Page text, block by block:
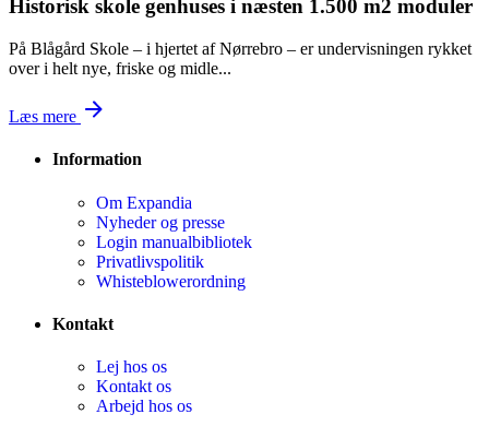
Historisk skole genhuses i næsten 1.500 m2 moduler
På Blågård Skole – i hjertet af Nørrebro – er undervisningen rykket
over i helt nye, friske og midle...
Læs mere
Information
Om Expandia
Nyheder og presse
Login manualbibliotek
Privatlivspolitik
Whisteblowerordning
Kontakt
Lej hos os
Kontakt os
Arbejd hos os